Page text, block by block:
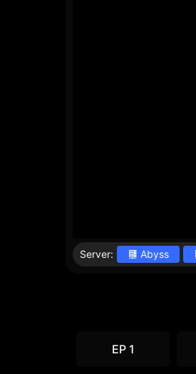
Server: Abyss
EP 1